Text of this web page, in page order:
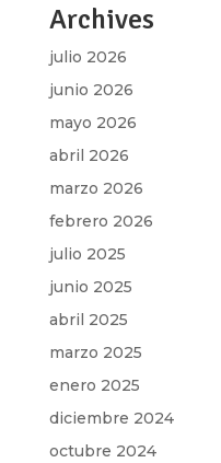
Archives
julio 2026
junio 2026
mayo 2026
abril 2026
marzo 2026
febrero 2026
julio 2025
junio 2025
abril 2025
marzo 2025
enero 2025
diciembre 2024
octubre 2024